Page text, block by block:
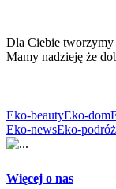
Dla Ciebie tworzymy
Mamy nadzieję że
Eko-beautyEko-dom
Eko-newsEko-
Więcej o nas